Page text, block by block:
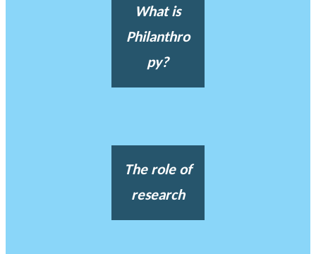
What is
Philanthro
py?
The role of
research